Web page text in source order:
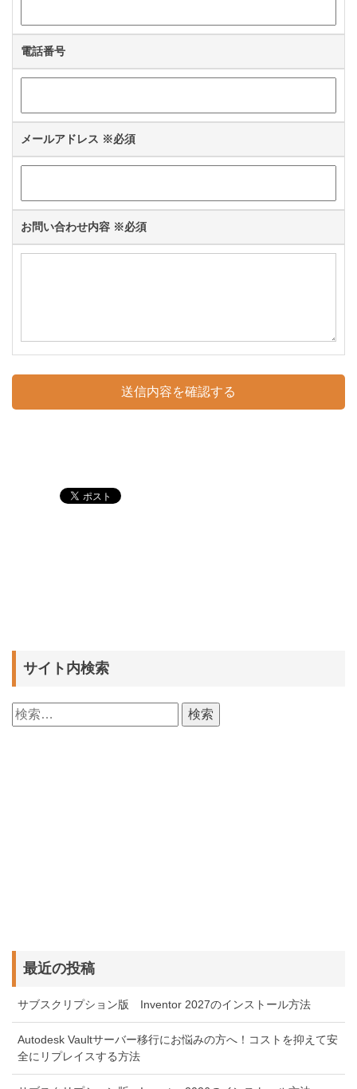
電話番号
メールアドレス ※必須
お問い合わせ内容 ※必須
サイト内検索
検
索:
最近の投稿
サブスクリプション版 Inventor 2027のインストール方法
Autodesk Vaultサーバー移行にお悩みの方へ！コストを抑えて安
全にリプレイスする方法